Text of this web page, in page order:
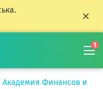
1
Академия Финансов и